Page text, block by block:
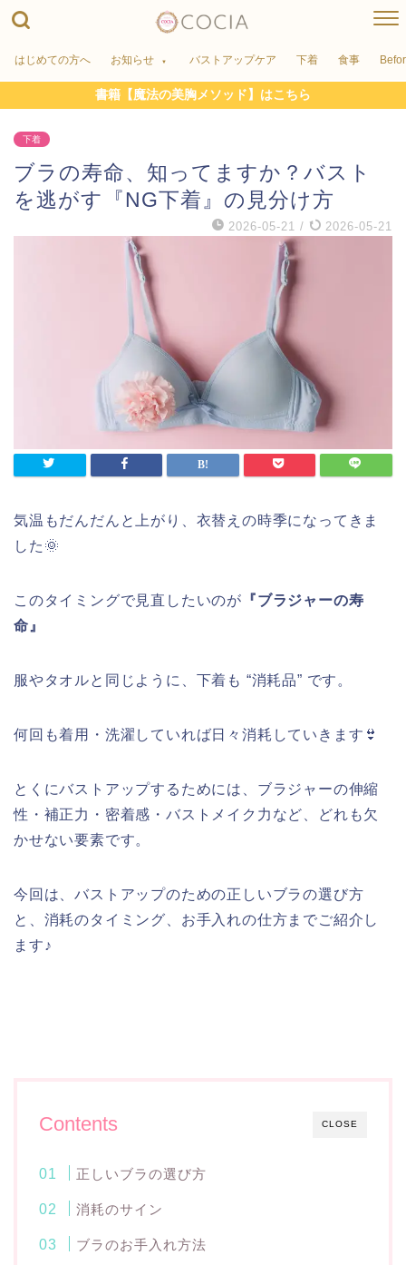
はじめての方へ お知らせ バストアップケア 下着 食事
書籍【魔法の美胸メソッド】はこちら
下着
ブラの寿命、知ってますか？バスト
を逃がす『NG下着』の見分け方
2026-05-21 / 2026-05-21
気温もだんだんと上がり、衣替えの時季になってきま
した🌞
このタイミングで見直したいのが 『ブラジャーの寿
命』
服やタオルと同じように、下着も “消耗品” です。
何回も着用・洗濯していれば日々消耗していきます👙
とくにバストアップするためには、ブラジャーの伸縮
性・補正力・密着感・バストメイク力など、どれも欠
かせない要素です。
今回は、バストアップのための正しいブラの選び方
と、消耗のタイミング、お手入れの仕方までご紹介し
ます♪
CLOSE
Contents
正しいブラの選び方
消耗のサイン
ブラのお手入れ方法